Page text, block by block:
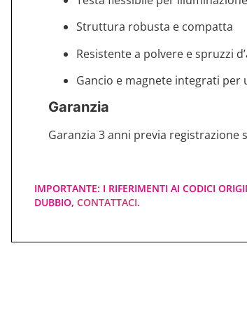
Struttura robusta e compatta
Resistente a polvere e spruzzi
Gancio e magnete integrati per
Garanzia
Garanzia 3 anni previa registrazione
IMPORTANTE: I RIFERIMENTI AI CODICI
DUBBIO, CONTATTACI.